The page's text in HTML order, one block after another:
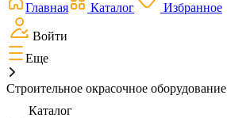
Главная Каталог Избранное
Войти
Еще
Строительное окрасочное оборудование
Каталог